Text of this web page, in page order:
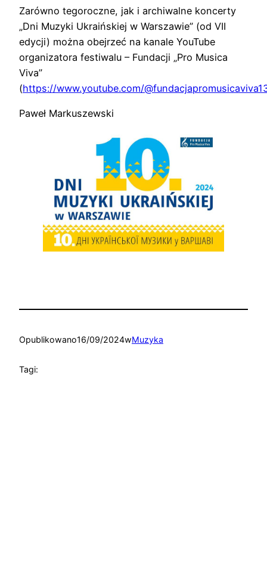
Zarówno tegoroczne, jak i archiwalne koncerty
„Dni Muzyki Ukraińskiej w Warszawie” (od VII
edycji) można obejrzeć na kanale YouTube
organizatora festiwalu – Fundacji „Pro Musica
Viva”
(https://www.youtube.com/
Paweł Markuszewski
Opublikowano16/09/2024wMuzyka
Tagi: